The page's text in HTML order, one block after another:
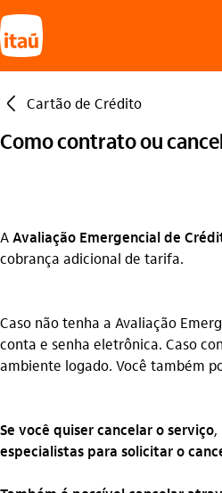
seta_esquerda Cartão de Crédito
Como contrato ou
AAvaliação Emergencial de
cobrança adicional de tarifa.
Caso não tenha a Avaliação
conta e senha eletrônica. Caso
ambiente logado. Você também
Se você quiser cancelar o serviço,
especialistas para solicitar o